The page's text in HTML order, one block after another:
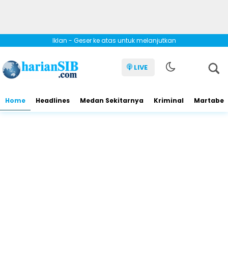
Iklan - Geser ke atas untuk melanjutkan
LIVE
Home Headlines Medan Sekitarnya Kriminal Martabe